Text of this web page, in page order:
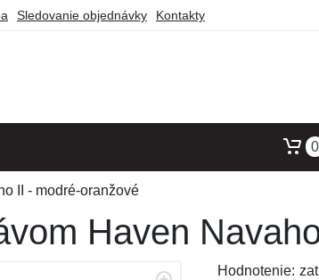
Sledovanie objednávky Kontakty
0
II - modré-oranžové
Haven
Hodnotenie: